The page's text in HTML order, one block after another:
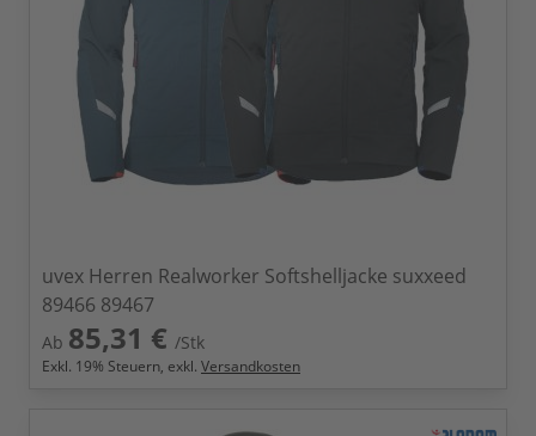
uvex Herren Realworker Softshelljacke suxxeed
89466 89467
Ab 85,31 € /Stk
Exkl. 19% Steuern, exkl. Versandkosten